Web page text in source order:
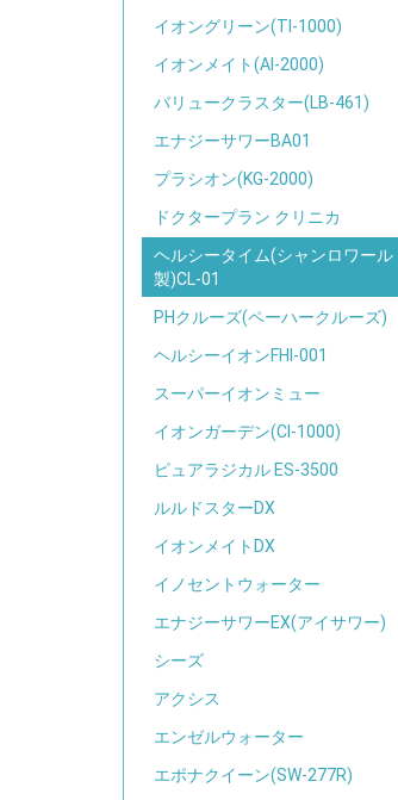
イオングリーン(TI-1000)
イオンメイト(AI-2000)
バリュークラスター(LB-461)
エナジーサワーBA01
プラシオン(KG-2000)
ドクタープラン クリニカ
ヘルシータイム(シャンロワール
製)CL-01
PHクルーズ(ペーハークルーズ)
ヘルシーイオンFHI-001
スーパーイオンミュー
イオンガーデン(CI-1000)
ピュアラジカル ES-3500
ルルドスターDX
イオンメイトDX
イノセントウォーター
エナジーサワーEX(アイサワー)
シーズ
アクシス
エンゼルウォーター
エポナクイーン(SW-277R)